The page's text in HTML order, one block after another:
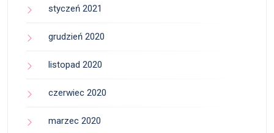
styczeń 2021
grudzień 2020
listopad 2020
czerwiec 2020
marzec 2020